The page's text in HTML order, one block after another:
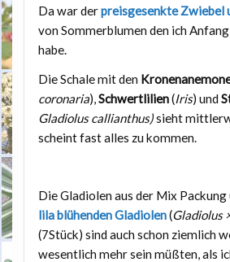
Da war derpreisgesenkte Zwiebel
von Sommerblumen den ich
habe.
Die Schale mit den Kronenanemon
coronaria),Schwertlilien(Iris) und
Gladiolus callianthus)sieht
scheint fast alles zu kommen.
Die Gladiolen aus der Mix
lila blühenden Gladiolen(Gladiolus
(7Stück) sind auch schon ziemlich
wesentlich mehr sein müßten, als